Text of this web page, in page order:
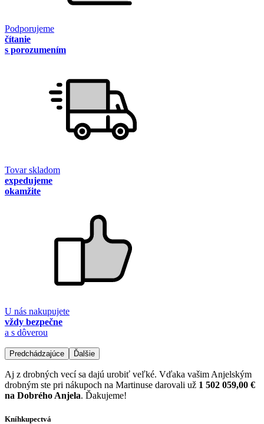
Podporujeme
čítanie
s porozumením
Tovar skladom
expedujeme
okamžite
U nás nakupujete
vždy bezpečne
a s dôverou
Predchádzajúce Ďalšie
Aj z drobných vecí sa dajú urobiť veľké. Vďaka vašim Anjelským
drobným ste pri nákupoch na Martinuse darovali už 1 502 059,00 €
na Dobrého Anjela. Ďakujeme!
Kníhkupectvá